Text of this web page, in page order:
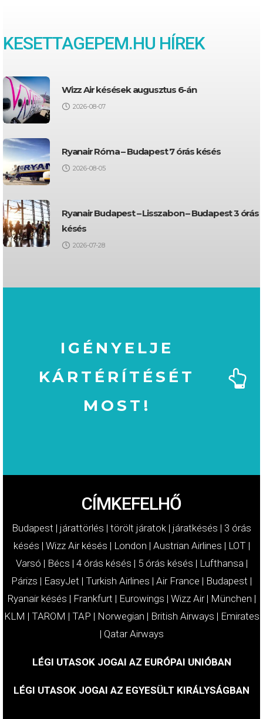
KESETTAGEPEM.HU HÍREK
Wizz Air késések augusztus 6-án
2026-08-07
Ryanair Róma – Budapest 7 órás késés
2026-08-05
Ryanair Budapest – Lisszabon – Budapest 3 órás
késés
2026-07-28
IGÉNYELJE
KÁRTÉRÍTÉSÉT
MOST!
CÍMKEFELHŐ
Budapest | járattörlés | törölt járatok | járatkésés | 3 órás
késés | Wizz Air késés | London | Austrian Airlines | LOT|
Varsó | Bécs | 4 órás késés | 5 órás késés | Lufthansa |
Párizs | EasyJet | Turkish Airlines | Air France | Budapest |
Ryanair késés | Frankfurt | Eurowings | Wizz Air| München |
KLM | TAROM | TAP | Norwegian | British Airways | Emirates
| Qatar Airways
LÉGI UTASOK JOGAI AZ EURÓPAI UNIÓBAN
LÉGI UTASOK JOGAI AZ EGYESÜLT KIRÁLYSÁGBAN